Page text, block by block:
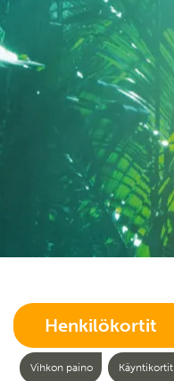
Henkilökortit
Vihkon paino Käyntikortit